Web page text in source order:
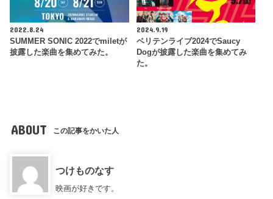
2022.8.24
SUMMER SONIC 2022でmiletが
披露した楽曲を集めてみた。
2024.9.19
ベリテンライブ2024でSaucy
Dogが披露した楽曲を集めてみ
た。
ABOUT この記事をかいた人
つけものなす
映画が好きです。